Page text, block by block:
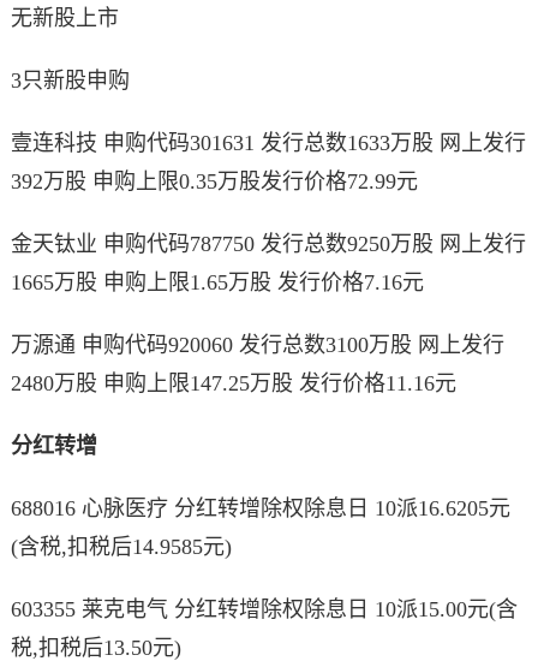
无新股上市
3只新股申购
壹连科技 申购代码301631 发行总数1633万股 网上发行
392万股 申购上限0.35万股发行价格72.99元
金天钛业 申购代码787750 发行总数9250万股 网上发行
1665万股 申购上限1.65万股 发行价格7.16元
万源通 申购代码920060 发行总数3100万股 网上发行
2480万股 申购上限147.25万股 发行价格11.16元
分红转增
688016 心脉医疗 分红转增除权除息日 10派16.6205元
(含税,扣税后14.9585元)
603355 莱克电气 分红转增除权除息日 10派15.00元(含
税,扣税后13.50元)